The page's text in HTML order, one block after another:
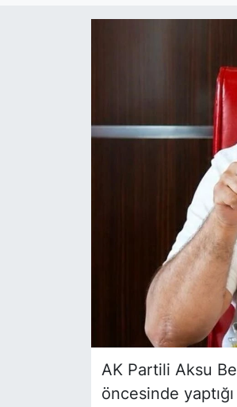
AK Partili Aksu
öncesinde